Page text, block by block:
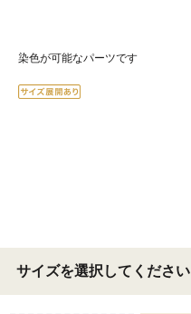
染色が可能なパーツです
サイズを選択してください